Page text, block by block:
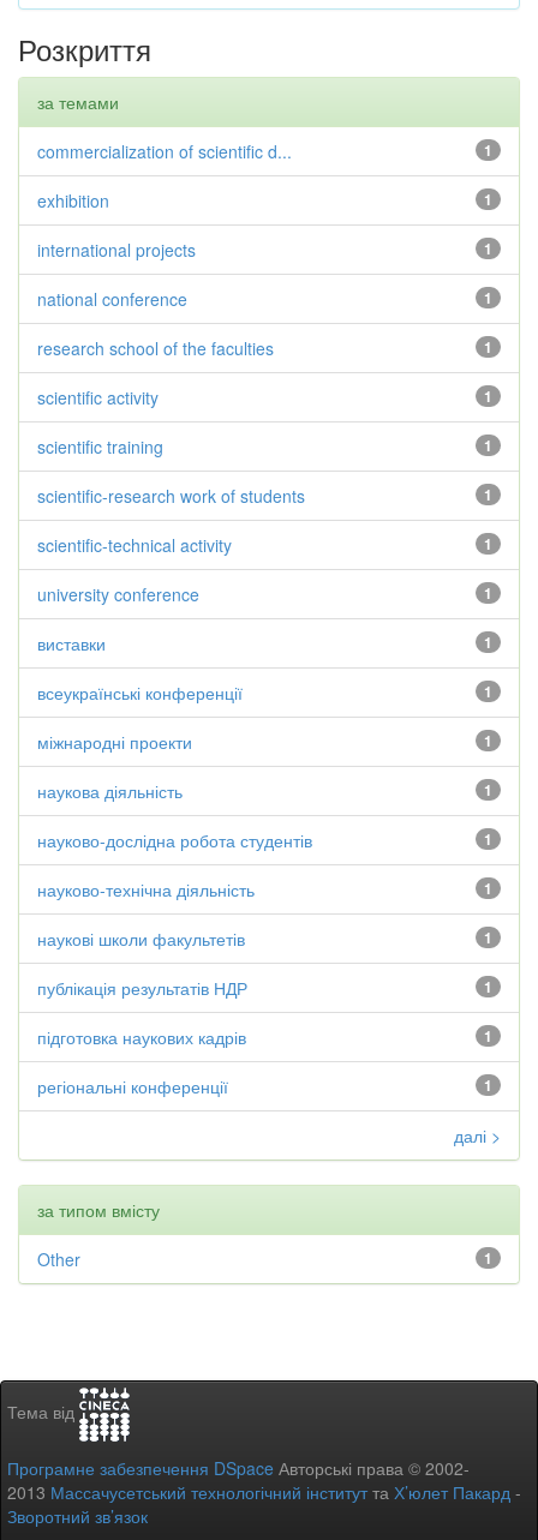
Розкриття
за темами
1
commercialization of scientific d...
1
exhibition
1
international projects
1
national conference
1
research school of the faculties
1
scientific activity
1
scientific training
1
scientific-research work of students
1
scientific-technical activity
1
university conference
1
виставки
1
всеукраїнські конференції
1
міжнародні проекти
1
наукова діяльність
1
науково-дослідна робота студентів
1
науково-технічна діяльність
1
наукові школи факультетів
1
публікація результатів НДР
1
підготовка наукових кадрів
1
регіональні конференції
далі >
за типом вмісту
1
Other
Тема від
Програмне забезпечення DSpace Авторські права © 2002-
2013 Массачусетський технологічний інститутта Х’юлет Пакард -
Зворотний зв’язок